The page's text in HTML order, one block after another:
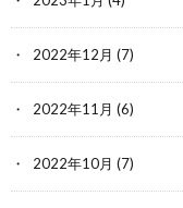
2022年12月 (7)
2022年11月 (6)
2022年10月 (7)